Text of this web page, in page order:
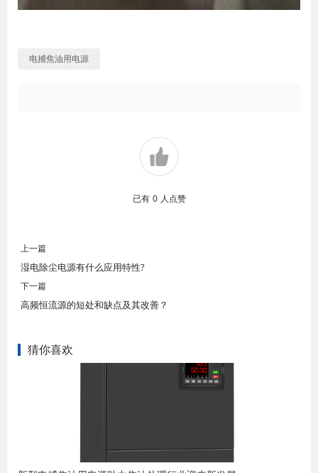
电捕焦油用电源
已有 0 人点赞
上一篇
湿电除尘电源有什么应用特性?
下一篇
高频恒流源的短处和缺点及其改善？
猜你喜欢